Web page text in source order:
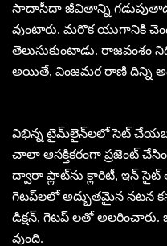
సాదాసీదా జీవితాన్ని
వుంటారు. మరొక యుగానికి
తెలుసుకుంటాడు. రాజవంశం
అయితే, వింజమర రాణి దిన్ని
విభిన్న టైమ్‌లైన్‌లలో సెట్
చాలా ఆసక్తికరంగా ప్రజెంట్
ద్వారా ప్లాట్‌ను క్లారిటీ, ఇన్ సైట్
గెటప్‌లలో అద్భుతమైన నటన
డిక్షన్, గెటప్ లతో అలరించారు.
వుంది.